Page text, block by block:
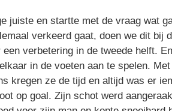
juiste en startte met de vraag wat
verkeerd gaat, doen we dit
verbetering in de tweede helft.
in de voeten aan te spelen.
kregen ze de tijd en altijd was er
op goal. Zijn schot werd